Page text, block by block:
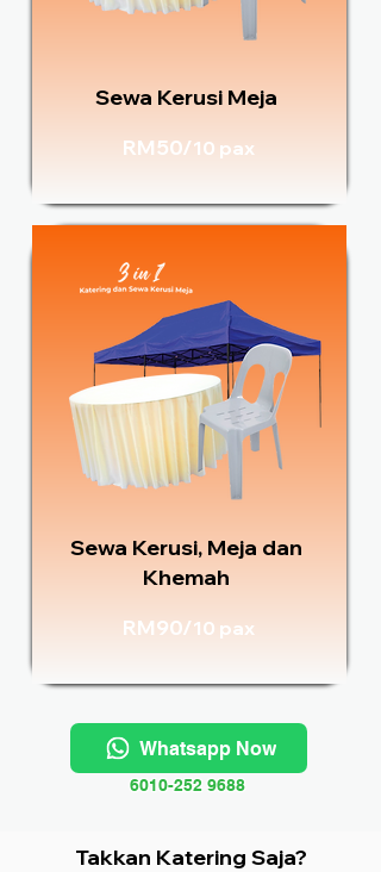
Sewa Kerusi Meja
RM50/10 pax
Sewa Kerusi, Meja dan
Khemah
RM90/10 pax
Whatsapp Now
6010-252 9688
Takkan Katering Saja?